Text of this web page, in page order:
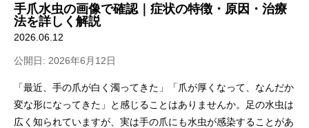
手爪水虫の画像で確認｜症状の特徴・原因・治療
法を詳しく解説
2026.06.12
公開日: 2026年6月12日
「最近、手の爪が白く濁ってきた」「爪が厚くなって、なんだか
変な形になってきた」と感じることはありませんか。足の水虫は
広く知られていますが、実は手の爪にも水虫が感染することがあ